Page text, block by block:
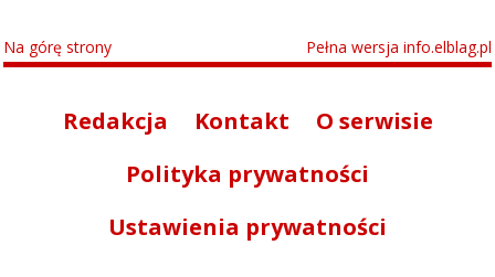
Na górę strony Pełna wersja info.elblag.pl
Redakcja Kontakt
O serwisie
Polityka prywatności
Ustawienia prywatności